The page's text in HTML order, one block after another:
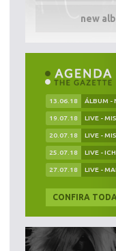
new
13.06.18 ÁLBUM -
19.07.18 LIVE -
20.07.18 LIVE -
25.07.18 LIVE -
27.07.18 LIVE -
CONFIRA